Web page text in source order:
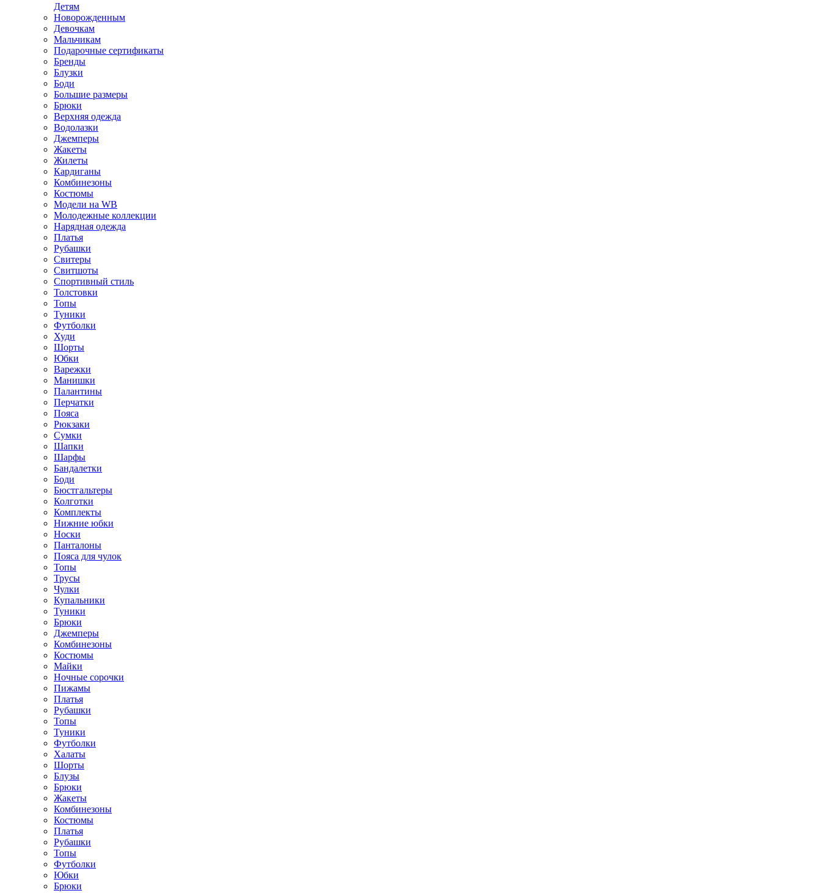
Детям
Новорожденным
Девочкам
Мальчикам
Подарочные сертификаты
Бренды
Блузки
Боди
Большие размеры
Брюки
Верхняя одежда
Водолазки
Джемперы
Жакеты
Жилеты
Кардиганы
Комбинезоны
Костюмы
Модели на WB
Молодежные коллекции
Нарядная одежда
Платья
Рубашки
Свитеры
Свитшоты
Спортивный стиль
Толстовки
Топы
Туники
Футболки
Худи
Шорты
Юбки
Варежки
Манишки
Палантины
Перчатки
Пояса
Рюкзаки
Сумки
Шапки
Шарфы
Бандалетки
Боди
Бюстгальтеры
Колготки
Комплекты
Нижние юбки
Носки
Панталоны
Поясa для чулок
Топы
Трусы
Чулки
Купальники
Туники
Брюки
Джемперы
Комбинезоны
Костюмы
Майки
Ночные сорочки
Пижамы
Платья
Рубашки
Топы
Туники
Футболки
Халаты
Шорты
Блузы
Брюки
Жакеты
Комбинезоны
Костюмы
Платья
Рубашки
Топы
Футболки
Юбки
Брюки